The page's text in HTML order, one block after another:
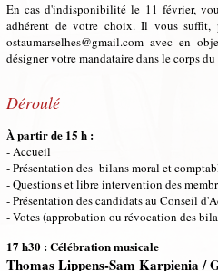
En cas d'indisponibilité le 11 février,
adhérent de votre choix. Il vous suffit,
ostaumarselhes@gmail.com avec en
désigner votre mandataire dans le corps
Déroulé
À partir de 15 h :
- Accueil
- Présentation des bilans moral et
- Questions et libre intervention des
- Présentation des candidats au Conseil
- Votes (approbation ou révocation des
17 h30 : Célébration musicale
Thomas Lippens-Sam Karpienia /